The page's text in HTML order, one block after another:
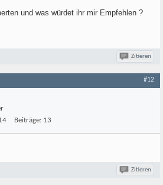
und was würdet ihr mir Empfehlen ?
Zitieren
#12
Beiträge: 13
Zitieren